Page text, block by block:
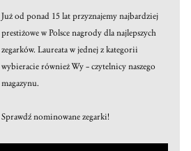
Już od ponad 15 lat przyznajemy najbardziej
prestiżowe w Polsce nagrody dla najlepszych
zegarków. Laureata w jednej z kategorii
wybieracie również Wy – czytelnicy naszego
magazynu.
Sprawdź nominowane zegarki!